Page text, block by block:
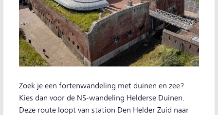
Zoek je een fortenwandeling met duinen en zee?
Kies dan voor de NS-wandeling Helderse Duinen.
Deze route loopt van station Den Helder Zuid naar